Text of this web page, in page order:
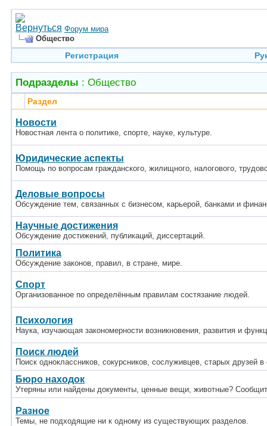
Форум мира
Общество
Регистрация
Подразделы : Общество
Раздел
Новости
Новостная лента о политике, спорте, науке, культуре.
Юридические аспекты
Помощь по вопросам гражданского, жилищного, налогового,
Деловые вопросы
Обсуждение тем, связанных с бизнесом, карьерой, банками и
Научные достижения
Обсуждение достижений, публикаций, диссертаций.
Политика
Обсуждение законов, правил, в стране, мире.
Спорт
Организованное по определённым правилам состязание людей.
Психология
Наука, изучающая закономерности возникновения, развития и
Поиск людей
Поиск одноклассников, сокурсников, сослуживцев, старых друзей
Бюро находок
Утеряны или найдены документы, ценные вещи, животные?
Разное
Темы, не подходящие ни к одному из существующих разделов.